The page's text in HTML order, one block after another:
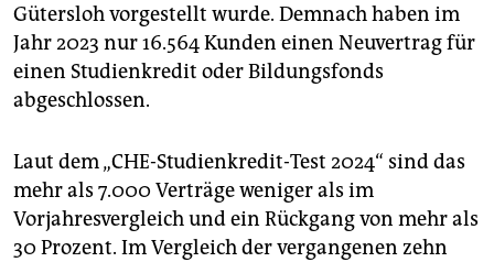
genossenschaft
epaper login
Gütersloh vorgestellt wurde. Demnach haben im
Jahr 2023 nur 16.564 Kunden einen Neuvertrag für
einen Studienkredit oder Bildungsfonds
abgeschlossen.
Laut dem „CHE-Studienkredit-Test 2024“ sind das
mehr als 7.000 Verträge weniger als im
Vorjahresvergleich und ein Rückgang von mehr als
30 Prozent. Im Vergleich der vergangenen zehn